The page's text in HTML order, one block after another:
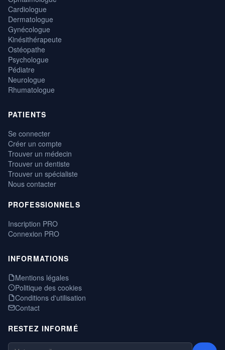
Cardiologue
Dermatologue
Gynécologue
Kinésithérapeute
Ostéopathe
Psychologue
Pédiatre
Neurologue
Rhumatologue
PATIENTS
Se connecter
Créer un compte
Trouver un médecin
Trouver un dentiste
Trouver un spécialiste
Nous contacter
PROFESSIONNELS
Inscription PRO
Connexion PRO
INFORMATIONS
Mentions légales
Politique des cookies
Conditions d'utilisation
Contact
RESTEZ INFORMÉ